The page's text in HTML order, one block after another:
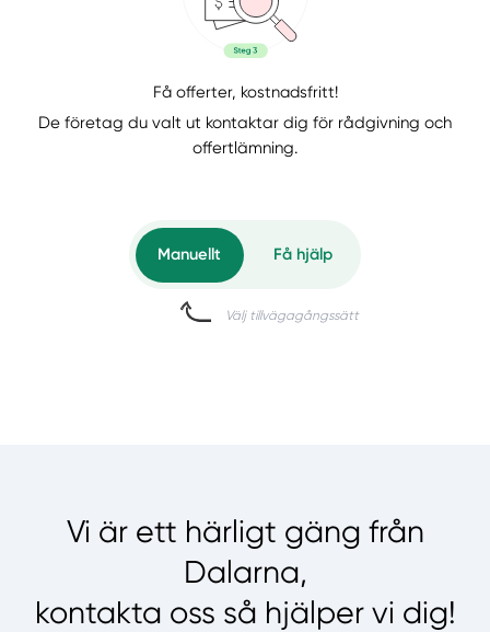
Få offerter, kostnadsfritt!
De företag du valt ut kontaktar dig för rådgivning och
offertlämning.
Manuellt Få hjälp
Välj tillvägagångssätt
Vi är ett härligt gäng från
Dalarna,
kontakta oss så hjälper vi dig!